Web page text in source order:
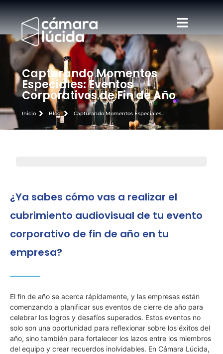
Capturando Momentos
Especiales: Eventos
Corporativos de Fin de Año
Inicio Blog Capturando Momentos Especiales...
¿Ya sabes cómo vas a realizar el
cubrimiento audiovisual de tu evento
corporativo de fin de año en tu
empresa?
El fin de año se acerca rápidamente, y las empresas están
comenzando a planificar sus eventos de cierre de año para
celebrar los logros y desafíos superados. Estos eventos no
solo son una oportunidad para reflexionar sobre los éxitos del
año, sino también para fortalecer los lazos entre los miembros
del equipo y crear recuerdos inolvidables. En Cámara Lúcida,